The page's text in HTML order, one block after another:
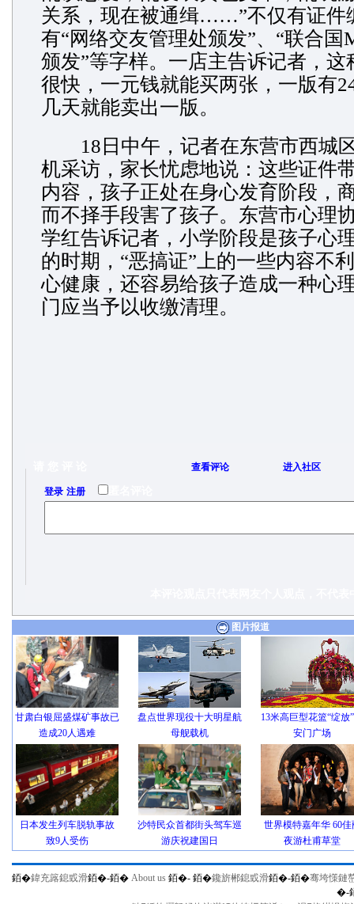
关系，现在被通缉……”不仅有证件
有“网络交友管理处颁发”、“联合国
颁发”等字样。一店主告诉记者，这
很快，一元钱就能买两张，一版有
几天就能卖出一版。
18日中午，记者在东营市西城
机采访，家长忧虑地说：这些证件
内容，孩子正处在身心发育阶段，
而不择手段害了孩子。东营市心理
学红告诉记者，小学阶段是孩子心
的时期，“恶搞证”上的一些内容不
心健康，还容易给孩子造成一种心
门应当予以收缴清理。
查看评论 进入社区
登录/ 注册 匿名评论
图片报道
甘肃白银屈盛煤矿事故已
造成20人遇难
盘点世界现役十大明星航
母舰载机
13米高巨型花篮“绽放
安门广场
日本发生列车脱轨事故
致9人受伤
沙特民众首都街头驾车巡
游庆祝建国日
世界模特嘉年华 60佳
夜游杜甫草堂
銆�鍏充簬鎴戜滑銆�-銆� About us 銆�- 銆�鑱旂郴鎴戜滑銆�-銆�骞垮憡鏈
�-